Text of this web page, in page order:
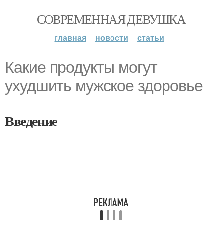
СОВРЕМЕННАЯ ДЕВУШКА
главная новости статьи
Какие продукты могут
ухудшить мужское здоровье
Введение